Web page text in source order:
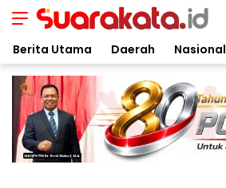
Suarakata.id
Kata Bicara Suara Bergerak
Berita Utama Daerah Nasional